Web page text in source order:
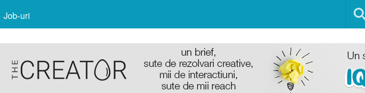
Job-uri